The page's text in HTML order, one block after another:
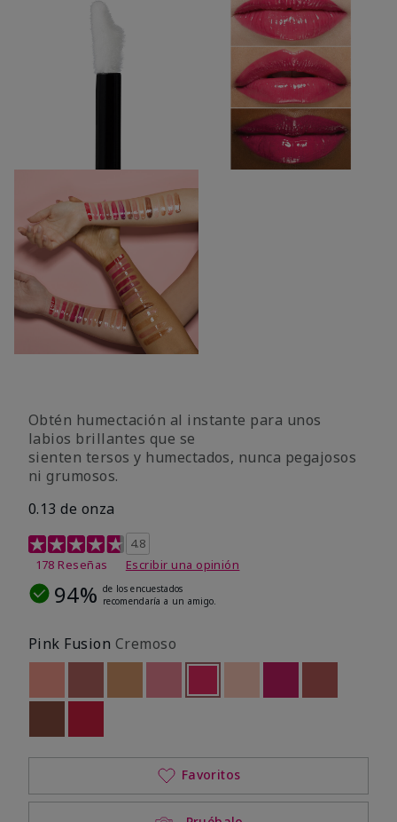
Obtén humectación al instante para unos
labios brillantes que se
sienten tersos y humectados, nunca pegajosos
ni grumosos.
0.13 de onza
Calificación de clientes de 4,8 de 5
4.8
178 Reseñas
Escribir una opinión
94% de los encuestados
recomendaría a un amigo.
Pink Fusion Cremoso
Out of stockOut of stockseleccionado
Out of stock
Favoritos